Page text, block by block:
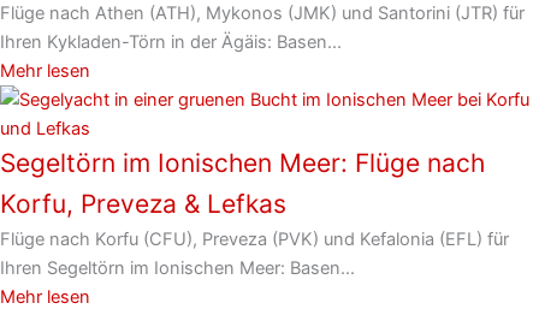
Flüge nach Athen (ATH), Mykonos (JMK) und Santorini (JTR) für
Ihren Kykladen-Törn in der Ägäis: Basen...
Mehr lesen
Segeltörn im Ionischen Meer: Flüge nach
Korfu, Preveza & Lefkas
Flüge nach Korfu (CFU), Preveza (PVK) und Kefalonia (EFL) für
Ihren Segeltörn im Ionischen Meer: Basen...
Mehr lesen